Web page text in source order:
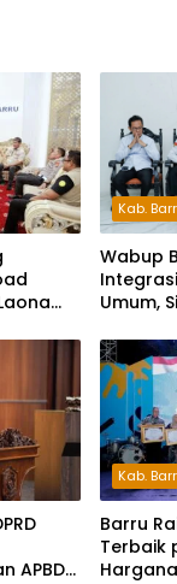
Kab.
Wabup
Umum,
APBD
Kab.
Barru
Terbaik